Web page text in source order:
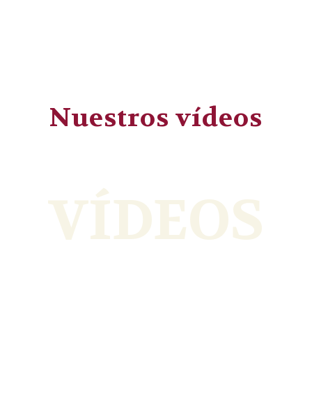
Nuestros vídeos
VÍDEOS